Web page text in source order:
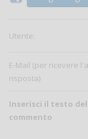
Utente:
E-Mail (per ricevere
risposta)
Inserisci il testo del
commento